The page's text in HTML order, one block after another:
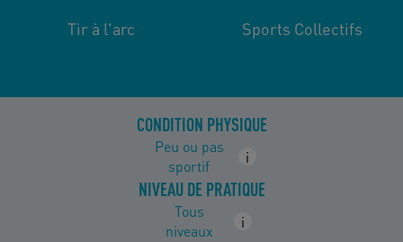
Tir à l'arc Sports Collectifs
CONDITION PHYSIQUE
Peu ou pas
sportif
i
NIVEAU DE PRATIQUE
Tous
niveaux
i